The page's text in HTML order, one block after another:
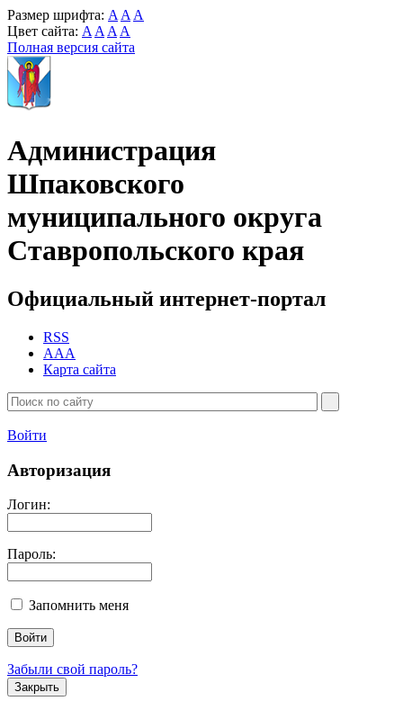
Размер шрифта: A A A
Цвет сайта: A A A A
Полная версия сайта
Администрация
Шпаковского
муниципального округа
Ставропольского края
Официальный интернет-портал
RSS
AAA
Карта сайта
Войти
Авторизация
Логин:
Пароль:
Запомнить меня
Забыли свой пароль?
Закрыть